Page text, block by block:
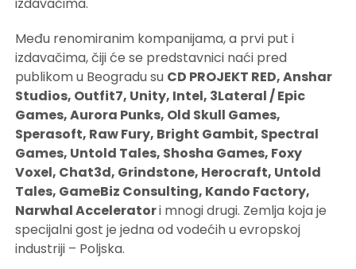
Među renomiranim kompanijama, a prvi put i
izdavačima, čiji će se predstavnici naći pred
publikom u Beogradu su CD PROJEKT RED, Anshar
Studios, Outfit7, Unity, Intel, 3Lateral / Epic
Games, Aurora Punks, Old Skull Games,
Sperasoft, Raw Fury, Bright Gambit, Spectral
Games, Untold Tales, Shosha Games, Foxy
Voxel, Chat3d, Grindstone, Herocraft, Untold
Tales, GameBiz Consulting, Kando Factory,
Narwhal Acceleratori mnogi drugi. Zemlja koja je
specijalni gost je jedna od vodećih u evropskoj
industriji – Poljska.